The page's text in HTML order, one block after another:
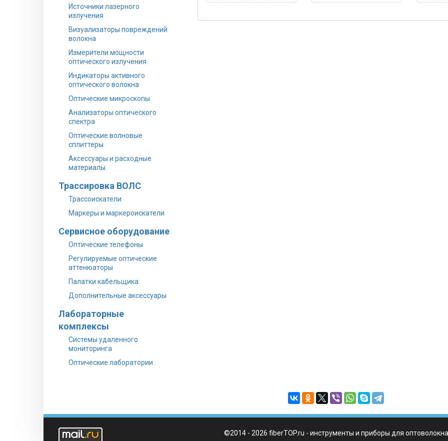
Источники лазерного
излучения
Визуализаторы повреждений
волокна
Измерители мощности
оптического излучения
Индикаторы активного
оптического волокна
Оптические микроскопы
Анализаторы оптического
спектра
Оптические волновые
сплиттеры
Аксессуары и расходные
материалы
Трассировка ВОЛС
Трассоискатели
Маркеры и маркероискатели
Сервисное оборудование
Оптические телефоны
Регулируемые оптические
аттенюаторы
Палатки кабельщика
Дополнительные аксессуары
Лабораторные
комплексы
Системы удаленного
мониторинга
Оптические лаборатории
©2014 - 2026 fiberTOP.ru - инструменты и приборы для оптоволокна